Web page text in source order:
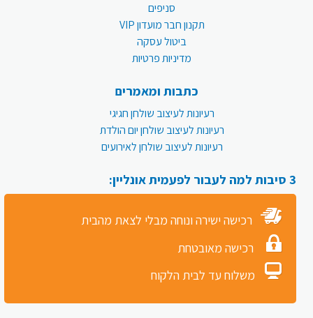
סניפים
תקנון חבר מועדון VIP
ביטול עסקה
מדיניות פרטיות
כתבות ומאמרים
רעיונות לעיצוב שולחן חגיגי
רעיונות לעיצוב שולחן יום הולדת
רעיונות לעיצוב שולחן לאירועים
3 סיבות למה לעבור לפעמית אונליין:
רכישה ישירה ונוחה מבלי לצאת מהבית
רכישה מאובטחת
משלוח עד לבית הלקוח